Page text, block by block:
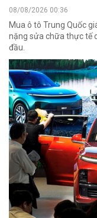
08/08/2026 00:36
Mua ô tô Trung Quốc
nặng sửa chữa thực tế
đầu.